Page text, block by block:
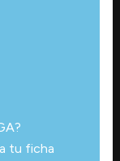
tu ficha